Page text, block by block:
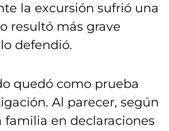
la excursión sufrió una
resultó más grave
defendió.
quedó como prueba
Al parecer, según
familia en declaraciones